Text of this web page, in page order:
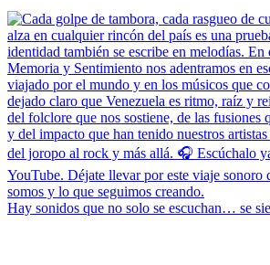
Hay sonidos que no solo se escuchan… se